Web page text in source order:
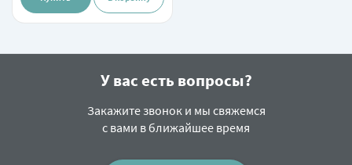
У вас есть вопросы?
Закажите звонок и мы свяжемся
с вами в ближайшее время